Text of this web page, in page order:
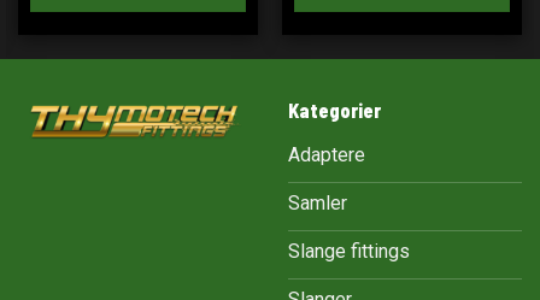
Kategorier
Adaptere
Samler
Slange fittings